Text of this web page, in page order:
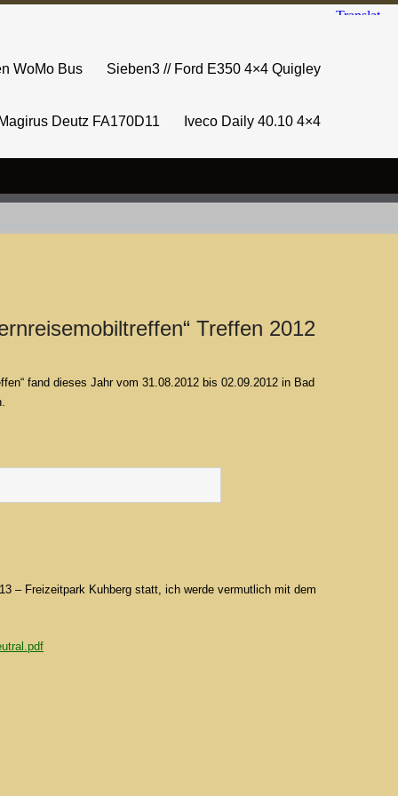
WoMo Bus Sieben3 // Ford E350 4×4 Quigley
Deutz FA170D11 Iveco Daily 40.10 4×4
Treffen 2012
fand dieses Jahr vom 31.08.2012 bis 02.09.2012 in Bad
– Freizeitpark Kuhberg statt, ich werde vermutlich mit dem